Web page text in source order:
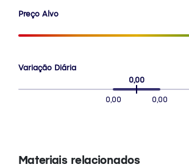
Preço Alvo
Variação Diária
0,00
0,00
0,00
Materiais relacionados